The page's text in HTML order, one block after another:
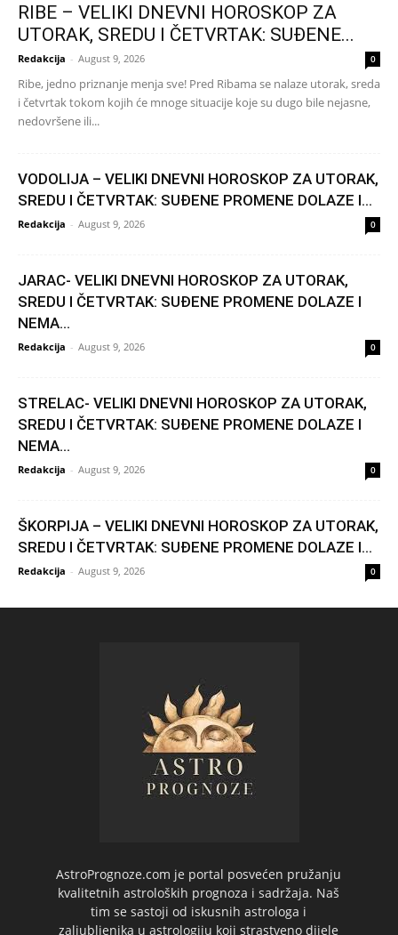
RIBE – VELIKI DNEVNI HOROSKOP ZA
UTORAK, SREDU I ČETVRTAK: SUĐENE...
Redakcija - August 9, 2026 0
Ribe, jedno priznanje menja sve! Pred Ribama se nalaze utorak, sreda
i četvrtak tokom kojih će mnoge situacije koje su dugo bile nejasne,
nedovršene ili...
VODOLIJA – VELIKI DNEVNI HOROSKOP ZA UTORAK,
SREDU I ČETVRTAK: SUĐENE PROMENE DOLAZE I...
Redakcija - August 9, 2026 0
JARAC- VELIKI DNEVNI HOROSKOP ZA UTORAK,
SREDU I ČETVRTAK: SUĐENE PROMENE DOLAZE I
NEMA...
Redakcija - August 9, 2026 0
STRELAC- VELIKI DNEVNI HOROSKOP ZA UTORAK,
SREDU I ČETVRTAK: SUĐENE PROMENE DOLAZE I
NEMA...
Redakcija - August 9, 2026 0
ŠKORPIJA – VELIKI DNEVNI HOROSKOP ZA UTORAK,
SREDU I ČETVRTAK: SUĐENE PROMENE DOLAZE I...
Redakcija - August 9, 2026 0
AstroPrognoze.com je portal posvećen pružanju
kvalitetnih astroloških prognoza i sadržaja. Naš
tim se sastoji od iskusnih astrologa i
zaljubljenika u astrologiju koji strastveno dijele